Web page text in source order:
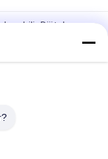
Dijital
LED Ekran
Ekran